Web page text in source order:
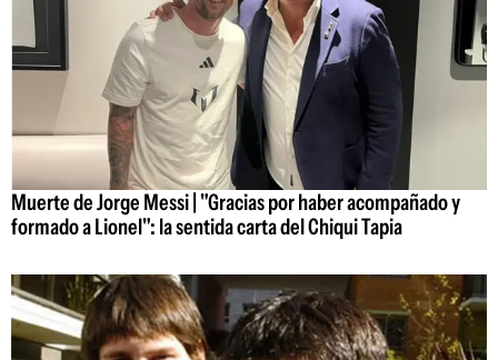
Muerte de Jorge Messi | "Gracias por haber acompañado y
formado a Lionel": la sentida carta del Chiqui Tapia